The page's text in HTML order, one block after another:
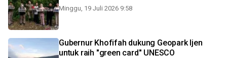
Minggu, 19 Juli 2026 9:58
Gubernur Khofifah dukung Geopark Ijen
untuk raih "green card" UNESCO